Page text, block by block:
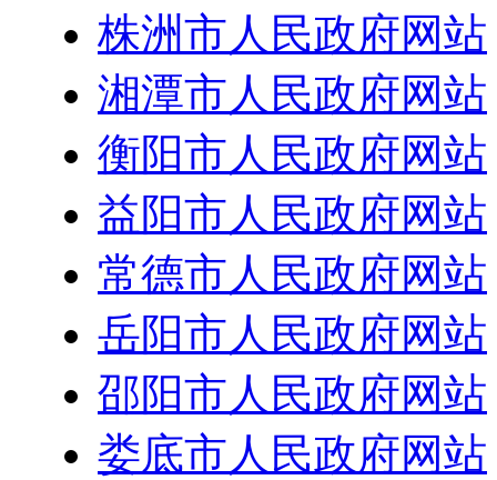
株洲市人民政府网站
湘潭市人民政府网站
衡阳市人民政府网站
益阳市人民政府网站
常德市人民政府网站
岳阳市人民政府网站
邵阳市人民政府网站
娄底市人民政府网站